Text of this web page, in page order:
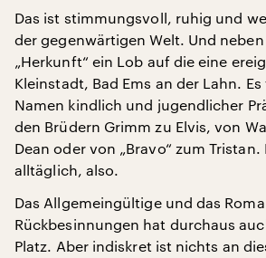
Das ist stimmungsvoll, ruhig und
der gegenwärtigen Welt. Und
„Herkunft“ ein Lob auf die eine
Kleinstadt, Bad Ems an der Lahn.
Namen kindlich und jugendlicher
den Brüdern Grimm zu Elvis, von
Dean oder von „Bravo“ zum Tristan.
alltäglich, also.
Das Allgemeingültige und das
Rückbesinnungen hat durchaus
Platz. Aber indiskret ist nichts an